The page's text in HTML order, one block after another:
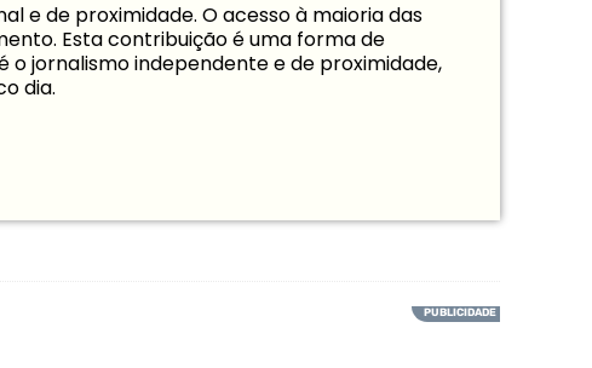
e de proximidade. O acesso à maioria das
Esta contribuição é uma forma de
jornalismo independente e de proximidade,
dia.